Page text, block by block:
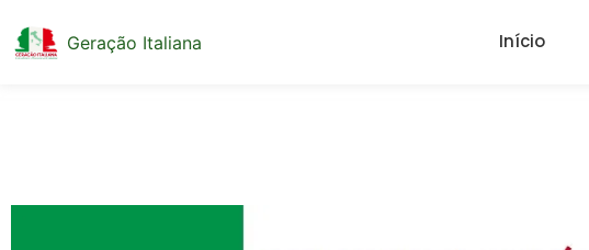
Geração Italiana Início